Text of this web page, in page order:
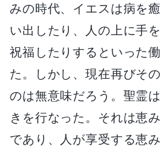
みの時代、イエスは病を
い出したり、人の上に手
祝福したりするといった
た。しかし、現在再びそ
のは無意味だろう。聖霊
きを行なった。それは恵
であり、人が享受する恵